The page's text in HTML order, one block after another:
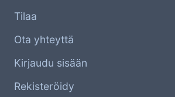
Tilaa
Ota yhteyttä
Kirjaudu sisään
Rekisteröidy